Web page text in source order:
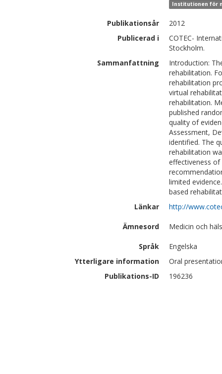
Institutionen för
Publikationsår
2012
Publicerad i
COTEC-
Stockholm.
Sammanfattning
Introduction:
rehabilitation.
rehabilitation
virtual
rehabilitation.
published
quality of
Assessment,
identified. The
rehabilitation
effectiveness of
limited
based
Länkar
http://
Ämnesord Medicin och
Språk
Engelska
Ytterligare information
Oral
Publikations-ID
196236